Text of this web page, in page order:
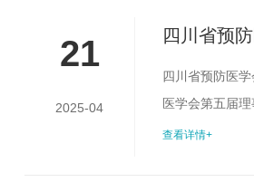
21
2025-04
四川省预
第二次会
结果公示
四川省预防医
医学会第五届
标时间，共有
查看详情+